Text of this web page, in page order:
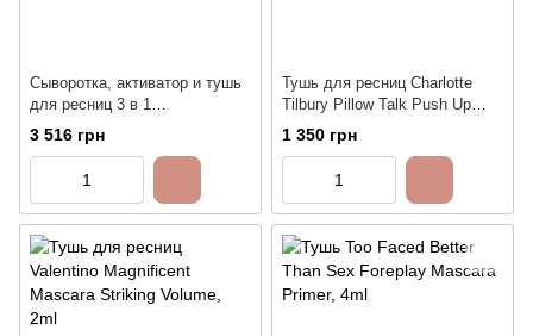
Сыворотка, активатор и тушь
для ресниц 3 в 1
Colorescience Total Lash™
Mascara - Black
3 516 грн
Тушь для ресниц Charlotte
Tilbury Pillow Talk Push Up
Lashes Volumizing &
Lengthening Mascara 10ml
1 350 грн